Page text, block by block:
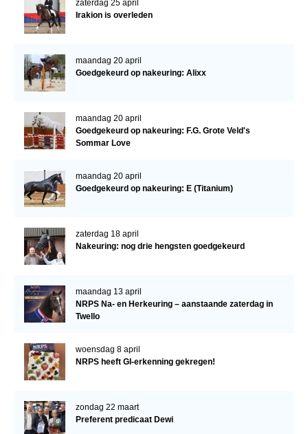
zaterdag 25 april
Irakion is overleden
maandag 20 april
Goedgekeurd op nakeuring: Alixx
maandag 20 april
Goedgekeurd op nakeuring: F.G. Grote Veld's
Sommar Love
maandag 20 april
Goedgekeurd op nakeuring: E (Titanium)
zaterdag 18 april
Nakeuring: nog drie hengsten goedgekeurd
maandag 13 april
NRPS Na- en Herkeuring – aanstaande zaterdag in
Twello
woensdag 8 april
NRPS heeft GI-erkenning gekregen!
zondag 22 maart
Preferent predicaat Dewi